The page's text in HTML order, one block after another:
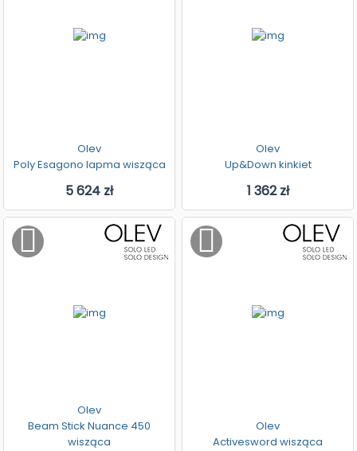
Olev
Poly Esagono lapma wisząca
5 624 zł
Olev
Up&Down kinkiet
1 362 zł
Olev
Beam Stick Nuance 450
wisząca
Olev
Activesword wisząca